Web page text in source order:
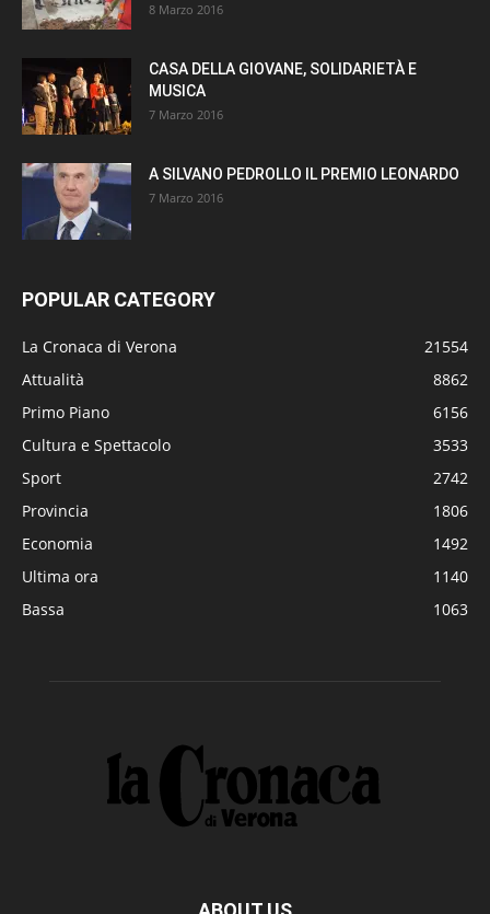
8 Marzo 2016
CASA DELLA GIOVANE, SOLIDARIETÀ E
MUSICA
7 Marzo 2016
A SILVANO PEDROLLO IL PREMIO LEONARDO
7 Marzo 2016
POPULAR CATEGORY
La Cronaca di Verona
21554
Attualità
8862
Primo Piano
6156
Cultura e Spettacolo
3533
Sport
2742
Provincia
1806
Economia
1492
Ultima ora
1140
Bassa
1063